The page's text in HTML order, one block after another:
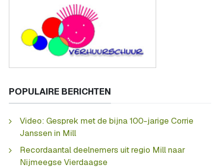
POPULAIRE BERICHTEN
Video: Gesprek met de bijna 100-jarige Corrie
Janssen in Mill
Recordaantal deelnemers uit regio Mill naar
Nijmeegse Vierdaagse